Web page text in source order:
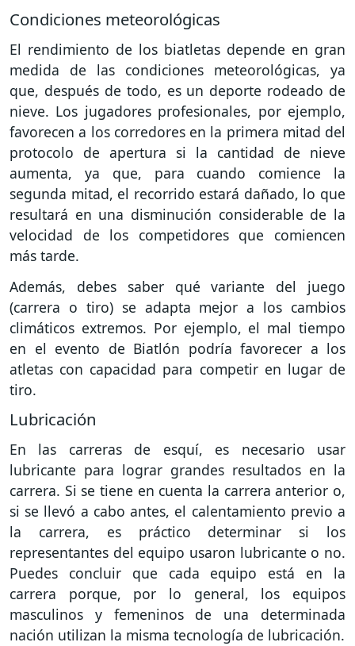
Condiciones meteorológicas
El rendimiento de los biatletas depende en gran
medida de las condiciones meteorológicas, ya
que, después de todo, es un deporte rodeado de
nieve. Los jugadores profesionales, por ejemplo,
favorecen a los corredores en la primera mitad del
protocolo de apertura si la cantidad de nieve
aumenta, ya que, para cuando comience la
segunda mitad, el recorrido estará dañado, lo que
resultará en una disminución considerable de la
velocidad de los competidores que comiencen
más tarde.
Además, debes saber qué variante del juego
(carrera o tiro) se adapta mejor a los cambios
climáticos extremos. Por ejemplo, el mal tiempo
en el evento de Biatlón podría favorecer a los
atletas con capacidad para competir en lugar de
tiro.
Lubricación
En las carreras de esquí, es necesario usar
lubricante para lograr grandes resultados en la
carrera. Si se tiene en cuenta la carrera anterior o,
si se llevó a cabo antes, el calentamiento previo a
la carrera, es práctico determinar si los
representantes del equipo usaron lubricante o no.
Puedes concluir que cada equipo está en la
carrera porque, por lo general, los equipos
masculinos y femeninos de una determinada
nación utilizan la misma tecnología de lubricación.